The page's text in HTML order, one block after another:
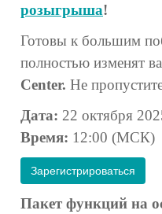
розыгрыша!
Готовы к большим
полностью изменят
Center. Не
Дата: 22 октября
Время: 12:00 (МСК)
Зарегистрироваться
Пакет функций на